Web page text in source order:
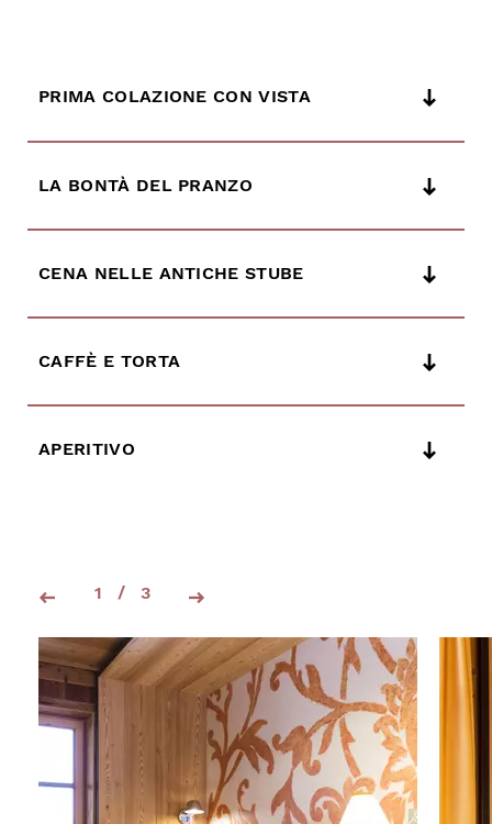
PRIMA COLAZIONE CON VISTA
LA BONTÀ DEL PRANZO
CENA NELLE ANTICHE STUBE
CAFFÈ E TORTA
APERITIVO
1 / 3